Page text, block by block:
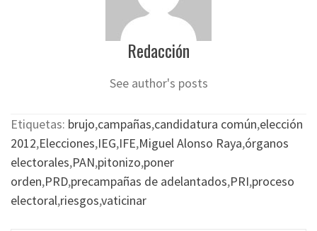
Redacción
See author's posts
Etiquetas: brujo,campañas,candidatura común,elección
2012,Elecciones,IEG,IFE,Miguel Alonso Raya,órganos
electorales,PAN,pitonizo,poner
orden,PRD,precampañas de adelantados,PRI,proceso
electoral,riesgos,vaticinar